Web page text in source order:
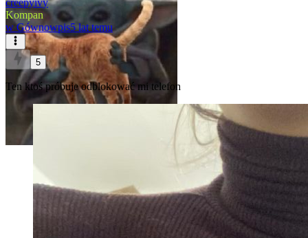
creepyivy
Kompan
w Gównowpis5 lat temu
5
Ten ktoś próbuje odblokować mi telefon